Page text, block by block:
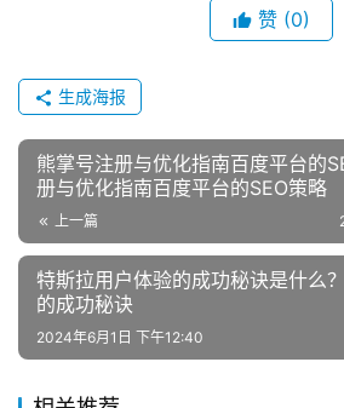
赞 (0)
生成海报
熊掌号注册与优化指南百度平台的
册与优化指南百度平台的SEO策略
上一篇
特斯拉用户体验的成功秘诀是什么
的成功秘诀
2024年6月1日 下午12:40